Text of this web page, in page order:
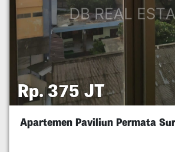
Rp. 375 JT
Apartemen Paviliun Permata